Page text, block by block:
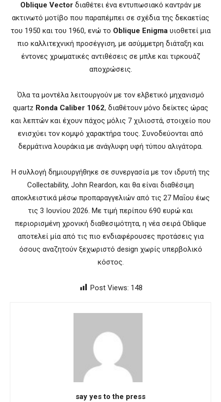
Oblique Vectorδιαθέτει ένα εντυπωσιακό καντράν με
ακτινωτό μοτίβο που παραπέμπει σε σχέδια της δεκαετίας
του 1950 και του 1960, ενώ το Oblique Enigmaυιοθετεί μια
πιο καλλιτεχνική προσέγγιση, με ασύμμετρη διάταξη και
έντονες χρωματικές αντιθέσεις σε μπλε και τιρκουάζ
αποχρώσεις.
Όλα τα μοντέλα λειτουργούν με τον ελβετικό μηχανισμό
quartz Ronda Caliber 1062, διαθέτουν μόνο δείκτες ώρας
και λεπτών και έχουν πάχος μόλις 7 χιλιοστά, στοιχείο που
ενισχύει τον κομψό χαρακτήρα τους. Συνοδεύονται από
δερμάτινα λουράκια με ανάγλυφη υφή τύπου αλιγάτορα.
Η συλλογή δημιουργήθηκε σε συνεργασία με τον ιδρυτή της
Collectability, John Reardon, και θα είναι διαθέσιμη
αποκλειστικά μέσω προπαραγγελιών από τις 27 Μαΐου έως
τις 3 Ιουνίου 2026. Με τιμή περίπου 690 ευρώ και
περιορισμένη χρονική διαθεσιμότητα, η νέα σειρά Oblique
αποτελεί μία από τις πιο ενδιαφέρουσες προτάσεις για
όσους αναζητούν ξεχωριστό design χωρίς υπερβολικό
κόστος.
Post Views: 148
say yes to the press